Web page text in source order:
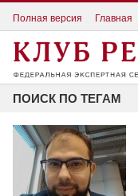
Полная версия Главная
ПОИСК ПО ТЕГАМ